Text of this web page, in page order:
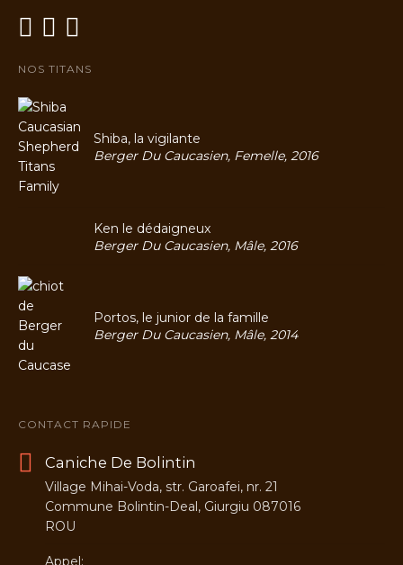
NOS TITANS
Shiba, la vigilante
Berger Du Caucasien, Femelle, 2016
Ken le dédaigneux
Berger Du Caucasien, Mâle, 2016
Portos, le junior de la famille
Berger Du Caucasien, Mâle, 2014
CONTACT RAPIDE
Caniche De Bolintin
Village Mihai-Voda, str. Garoafei, nr. 21
Commune Bolintin-Deal, Giurgiu 087016
ROU
Appel: